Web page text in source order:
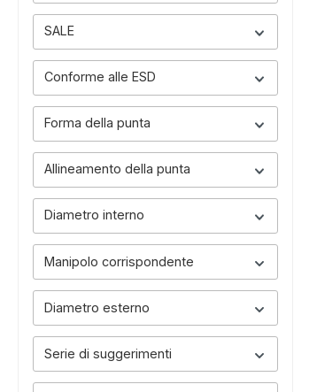
SALE
Conforme alle ESD
Forma della punta
Allineamento della punta
Diametro interno
Manipolo corrispondente
Diametro esterno
Serie di suggerimenti